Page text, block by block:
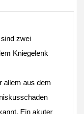
zwei
Kniegelenk
allem aus dem
Ein akuter